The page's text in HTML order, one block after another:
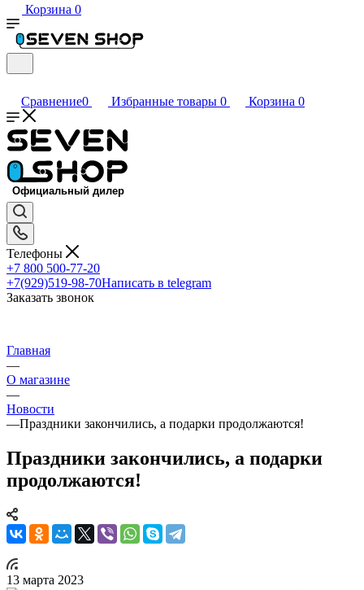
Корзина 0
Сравнение0 Избранные товары 0 Корзина 0
Телефоны
+7 800 500-77-20
+7(929)519-98-70Написать в telegram
Заказать звонок
Главная
—
О магазине
—
Новости
—Праздники закончились, а подарки продолжаются!
Праздники закончились, а подарки
продолжаются!
13 марта 2023